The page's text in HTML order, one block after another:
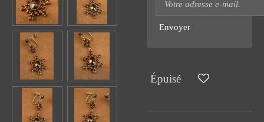
Envoyer
Épuisé